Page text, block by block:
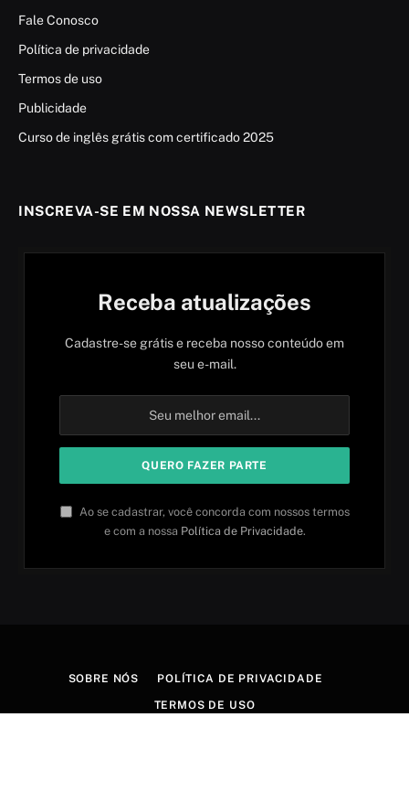
Fale Conosco
Política de privacidade
Termos de uso
Publicidade
Curso de inglês grátis com certificado 2025
INSCREVA-SE EM NOSSA NEWSLETTER
Receba atualizações
Cadastre-se grátis e receba nosso conteúdo em
seu e-mail.
Ao se cadastrar, você concorda com nossos termos
e com a nossa Política de Privacidade.
SOBRE NÓS POLÍTICA DE PRIVACIDADE
TERMOS DE USO